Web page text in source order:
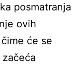
posmatranja
ovih
će se